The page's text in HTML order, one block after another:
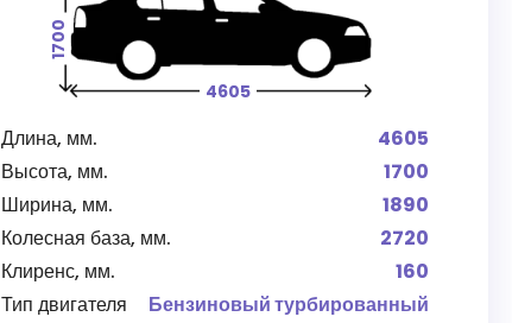
4605
1700
Длина, мм.
4605
Высота, мм.
1700
Ширина, мм.
1890
Колесная база, мм.
2720
Клиренс, мм.
160
Тип двигателя
Бензиновый турбированный